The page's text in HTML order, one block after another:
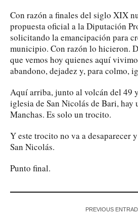
Con razón a finales del siglo XIX
propuesta oficial a la Diputación
solicitando la emancipación para
municipio. Con razón lo hicieron.
que vemos hoy quienes aquí
abandono, dejadez y, para colmo,
Aquí arriba, junto al volcán del 49
iglesia de San Nicolás de Bari, hay
Manchas. Es solo un trocito.
Y este trocito no va a desaparecer
San Nicolás.
Punto final.
PREVIOUS